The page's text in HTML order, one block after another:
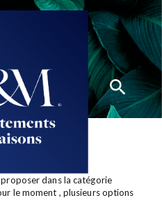
EN
dans la catégorie
le moment , plusieurs options